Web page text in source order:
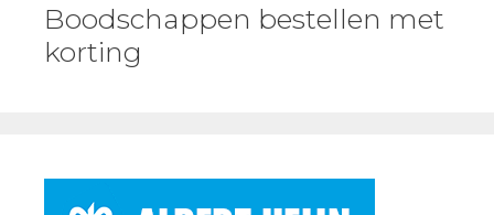
Boodschappen bestellen met
korting